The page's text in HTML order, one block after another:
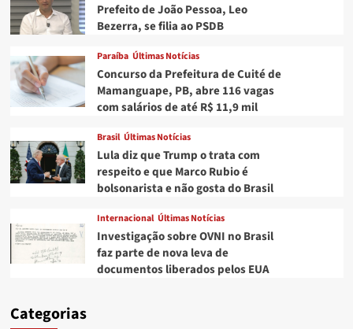
Prefeito de João Pessoa, Leo
Bezerra, se filia ao PSDB
Paraíba Últimas Notícias
Concurso da Prefeitura de Cuité de
Mamanguape, PB, abre 116 vagas
com salários de até R$ 11,9 mil
Brasil Últimas Notícias
Lula diz que Trump o trata com
respeito e que Marco Rubio é
bolsonarista e não gosta do Brasil
Internacional Últimas Notícias
Investigação sobre OVNI no Brasil
faz parte de nova leva de
documentos liberados pelos EUA
Categorias